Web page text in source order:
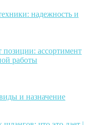
надежность и
ассортимент
работы
и назначение